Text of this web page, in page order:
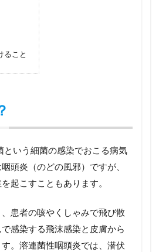
ること
という細菌の感染でおこる病気
頭炎（のどの風邪）ですが、
起こすこともあります。
患者の咳やくしゃみで飛び散
感染する飛沫感染と皮膚から
。溶連菌性咽頭炎では、潜伏